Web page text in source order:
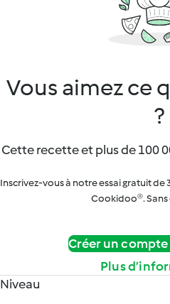
Vous aimez ce
?
Cette recette et plus de 100
Inscrivez-vous à notre essai gratuit
Cookidoo®.
Créer un
Plus
Niveau